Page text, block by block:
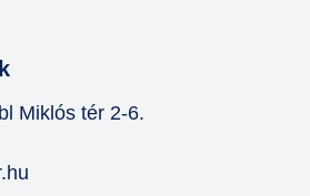
Miklós tér 2-6.